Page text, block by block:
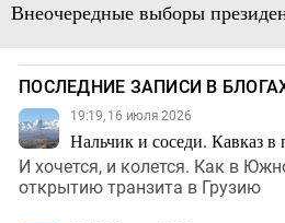
Внеочередные выборы
ПОСЛЕДНИЕ ЗАПИСИ В
19:19, 16 июля 2026
Нальчик и соседи. Кавказ в
И хочется, и колется. Как в
открытию транзита в Грузию